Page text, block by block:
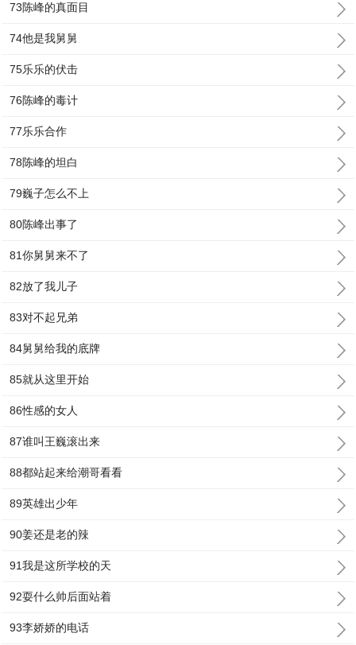
73陈峰的真面目
74他是我舅舅
75乐乐的伏击
76陈峰的毒计
77乐乐合作
78陈峰的坦白
79巍子怎么不上
80陈峰出事了
81你舅舅来不了
82放了我儿子
83对不起兄弟
84舅舅给我的底牌
85就从这里开始
86性感的女人
87谁叫王巍滚出来
88都站起来给潮哥看看
89英雄出少年
90姜还是老的辣
91我是这所学校的天
92耍什么帅后面站着
93李娇娇的电话